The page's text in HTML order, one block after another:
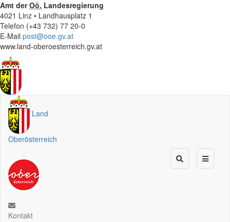
Amt derOö. Landesregierung
4021 Linz • Landhausplatz 1
Telefon (+43 732) 77 20-0
E-Mail post@ooe.gv.at
www.land-oberoesterreich.gv.at
Land
Oberösterreich
Kontakt